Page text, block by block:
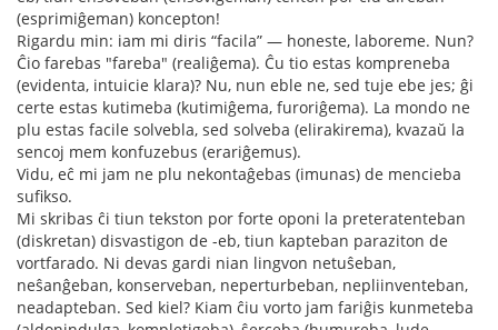
(esprimiĝeman) koncepton!
Rigardu min: iam mi diris “facila” — honeste, laboreme. Nun?
Ĉio farebas "fareba" (realiĝema). Ĉu tio estas kompreneba
(evidenta, intuicie klara)? Nu, nun eble ne, sed tuje ebe jes; ĝi
certe estas kutimeba (kutimiĝema, furoriĝema). La mondo ne
plu estas facile solvebla, sed solveba (elirakirema), kvazaŭ la
sencoj mem konfuzebus (erariĝemus).
Vidu, eĉ mi jam ne plu nekontaĝebas (imunas) de mencieba
sufikso.
Mi skribas ĉi tiun tekston por forte oponi la preteratenteban
(diskretan) disvastigon de -eb, tiun kapteban paraziton de
vortfarado. Ni devas gardi nian lingvon netuŝeban,
neŝanĝeban, konserveban, neperturbeban, nepliinventeban,
neadapteban. Sed kiel? Kiam ĉiu vorto jam fariĝis kunmeteba